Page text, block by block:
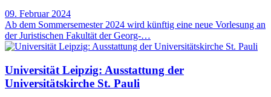
09. Februar 2024
Ab dem Sommersemester 2024 wird künftig eine neue Vorlesung an
der Juristischen Fakultät der Georg-…
Universität Leipzig: Ausstattung der
Universitätskirche St. Pauli